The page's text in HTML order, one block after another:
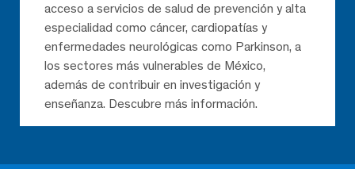
acceso a servicios de salud de prevención y alta
especialidad como cáncer, cardiopatías y
enfermedades neurológicas como Parkinson, a
los sectores más vulnerables de México,
además de contribuir en investigación y
enseñanza. Descubre más información.